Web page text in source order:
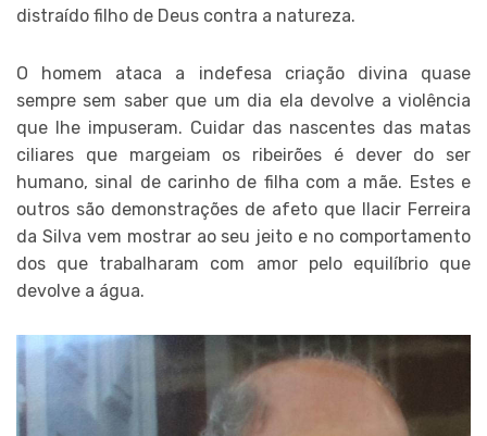
distraído filho de Deus contra a natureza.
O homem ataca a indefesa criação divina quase
sempre sem saber que um dia ela devolve a violência
que lhe impuseram. Cuidar das nascentes das matas
ciliares que margeiam os ribeirões é dever do ser
humano, sinal de carinho de filha com a mãe. Estes e
outros são demonstrações de afeto que Ilacir Ferreira
da Silva vem mostrar ao seu jeito e no comportamento
dos que trabalharam com amor pelo equilíbrio que
devolve a água.